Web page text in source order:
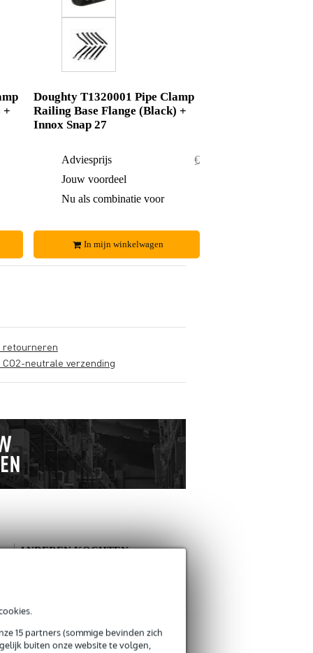
15 partners (sommige bevinden zich
buiten onze website te volgen,
+
Doughty T1320001 Pipe Clamp
Railing Base Flange (Black) +
Innox Snap 27
Adviesprijs
€ 33,50
Jouw voordeel
Nu als combinatie voor
In mijn winkelwagen
retourneren
CO2-neutrale verzending
Je naam
ANDEREN KOCHTEN